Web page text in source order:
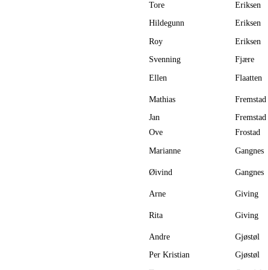
Tore
Eriksen
Hildegunn
Eriksen
Roy
Eriksen
Svenning
Fjære
Ellen Flaatten
Mathias
Fremstad
Jan
Fremstad
Ove
Frostad
Marianne Gangnes
Øivind Gangnes
Arne Giving
Rita Giving
Andre
Gjøstøl
Per Kristian
Gjøstøl